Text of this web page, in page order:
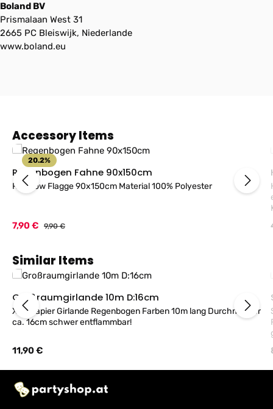
Boland BV
Prismalaan West 31
2665 PC Bleiswijk, Niederlande
www.boland.eu
Produktgalerie überspringen
Accessory Items
20.2%
Regenbogen Fahne 90x150cm
Rainbow Flagge 90x150cm Material 100% Polyester
Verkaufspreis:
7,90 € Regulärer Preis:
9,90 €
Produktgalerie überspringen
Similar Items
Großraumgirlande 10m D:16cm
XXL Papier Girlande Regenbogen Farben 10m lang Durchmesser
ca. 16cm schwer entflammbar!
Regulärer Preis:
11,90 €